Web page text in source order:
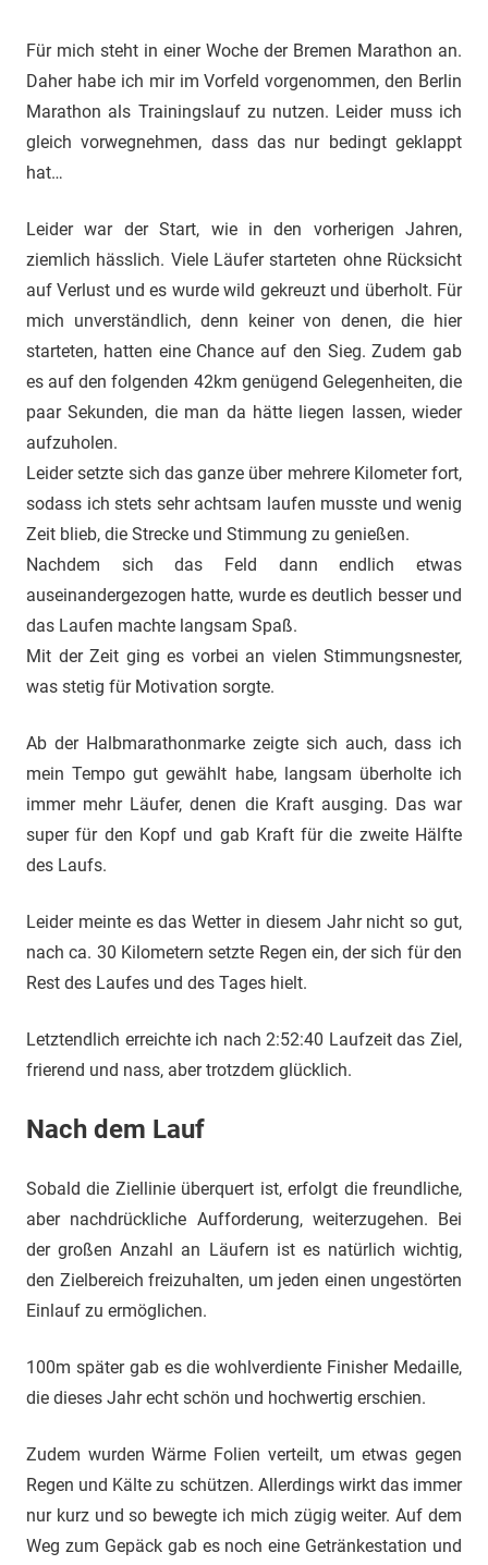
Für mich steht in einer Woche der Bremen Marathon an.
Daher habe ich mir im Vorfeld vorgenommen, den Berlin
Marathon als Trainingslauf zu nutzen. Leider muss ich
gleich vorwegnehmen, dass das nur bedingt geklappt
hat…
Leider war der Start, wie in den vorherigen Jahren,
ziemlich hässlich. Viele Läufer starteten ohne Rücksicht
auf Verlust und es wurde wild gekreuzt und überholt. Für
mich unverständlich, denn keiner von denen, die hier
starteten, hatten eine Chance auf den Sieg. Zudem gab
es auf den folgenden 42km genügend Gelegenheiten, die
paar Sekunden, die man da hätte liegen lassen, wieder
aufzuholen.
Leider setzte sich das ganze über mehrere Kilometer fort,
sodass ich stets sehr achtsam laufen musste und wenig
Zeit blieb, die Strecke und Stimmung zu genießen.
Nachdem sich das Feld dann endlich etwas
auseinandergezogen hatte, wurde es deutlich besser und
das Laufen machte langsam Spaß.
Mit der Zeit ging es vorbei an vielen Stimmungsnester,
was stetig für Motivation sorgte.
Ab der Halbmarathonmarke zeigte sich auch, dass ich
mein Tempo gut gewählt habe, langsam überholte ich
immer mehr Läufer, denen die Kraft ausging. Das war
super für den Kopf und gab Kraft für die zweite Hälfte
des Laufs.
Leider meinte es das Wetter in diesem Jahr nicht so gut,
nach ca. 30 Kilometern setzte Regen ein, der sich für den
Rest des Laufes und des Tages hielt.
Letztendlich erreichte ich nach 2:52:40 Laufzeit das Ziel,
frierend und nass, aber trotzdem glücklich.
Nach dem Lauf
Sobald die Ziellinie überquert ist, erfolgt die freundliche,
aber nachdrückliche Aufforderung, weiterzugehen. Bei
der großen Anzahl an Läufern ist es natürlich wichtig,
den Zielbereich freizuhalten, um jeden einen ungestörten
Einlauf zu ermöglichen.
100m später gab es die wohlverdiente Finisher Medaille,
die dieses Jahr echt schön und hochwertig erschien.
Zudem wurden Wärme Folien verteilt, um etwas gegen
Regen und Kälte zu schützen. Allerdings wirkt das immer
nur kurz und so bewegte ich mich zügig weiter. Auf dem
Weg zum Gepäck gab es noch eine Getränkestation und